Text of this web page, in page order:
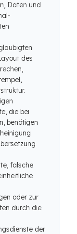
Daten und
des
die bei
benötigen
falsche
oder zur
durch die
der